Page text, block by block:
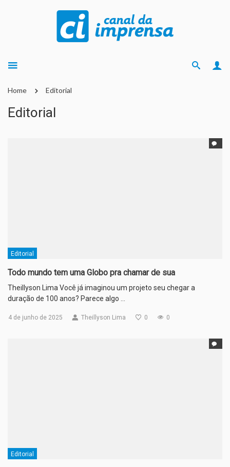
Home Editorial
Editorial
Editorial
Todo mundo tem uma Globo pra chamar de sua
Theillyson Lima Você já imaginou um projeto seu chegar a
duração de 100 anos? Parece algo …
4 de junho de 2025 Theillyson Lima 0 0
Editorial